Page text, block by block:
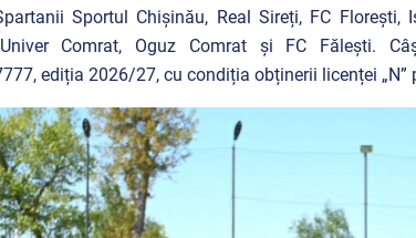
Sportul Chișinău, Real Sireți, FC Florești,
Comrat, Oguz Comrat și FC Fălești.
ediția 2026/27, cu condiția obținerii licenței „N”